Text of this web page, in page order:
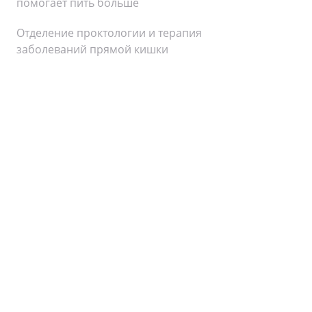
Отделение проктологии и терапия
заболеваний прямой кишки